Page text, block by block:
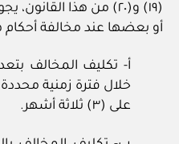
(١٩) و(٢٠) من هذا
أو بعضها عند مخالفة أحكام
أ- تكليف المخالف
خلال فترة زمنية
على (٣) ثلاثة أشهر.